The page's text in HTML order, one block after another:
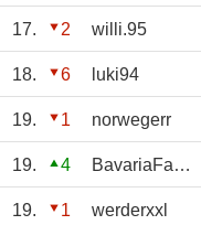
17. 2 willi.95
18. 6 luki94
19. 1 norwegerr
19. 4 BavariaFanta
19. 1 werderxxl